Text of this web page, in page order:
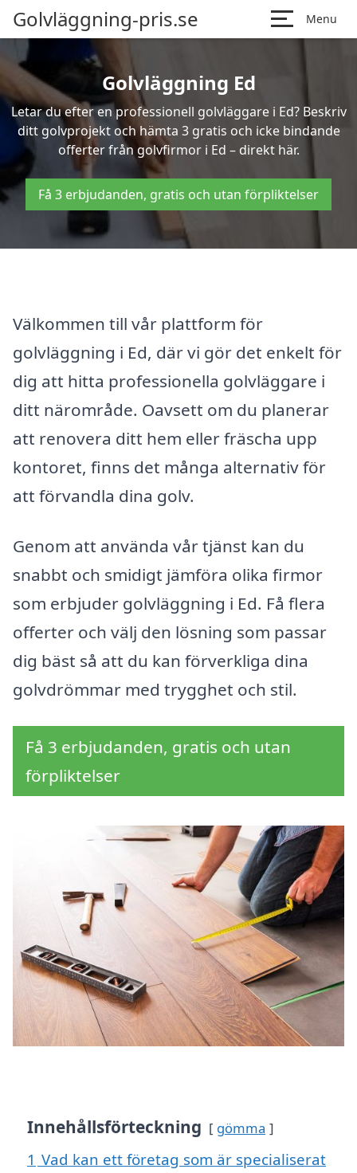
Golvläggning-pris.se Menu
Golvläggning Ed
Letar du efter en professionell golvläggare i Ed? Beskriv
ditt golvprojekt och hämta 3 gratis och icke bindande
offerter från golvfirmor i Ed – direkt här.
Få 3 erbjudanden, gratis och utan förpliktelser
Välkommen till vår plattform för
golvläggning i Ed, där vi gör det enkelt för
dig att hitta professionella golvläggare i
ditt närområde. Oavsett om du planerar
att renovera ditt hem eller fräscha upp
kontoret, finns det många alternativ för
att förvandla dina golv.
Genom att använda vår tjänst kan du
snabbt och smidigt jämföra olika firmor
som erbjuder golvläggning i Ed. Få flera
offerter och välj den lösning som passar
dig bäst så att du kan förverkliga dina
golvdrömmar med trygghet och stil.
Få 3 erbjudanden, gratis och utan
förpliktelser
Innehållsförteckning gömma
1 Vad kan ett företag som är specialiserat